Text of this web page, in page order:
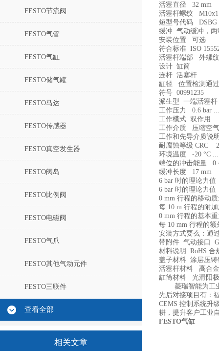
FESTO节流阀
FESTO气管
FESTO气缸
FESTO储气罐
FESTO马达
FESTO传感器
FESTO真空发生器
FESTO阀岛
FESTO比例阀
FESTO电磁阀
FESTO气爪
FESTO其他气动元件
FESTO三联件
查看全部
相关文章
活塞直径 32 mm
活塞杆螺纹
短型号代码 DSBG
缓冲 气动缓冲，两
安装位置 可选
符合标准 ISO
活塞杆端部 外螺纹
设计 缸筒
连杆 活塞杆
缸径 位置检测通
符号 00991235
派生型 一端活塞杆
工作压力 0.6 bar
工作模式 双作用
工作介质 压缩空气
工作和先导介质说
耐腐蚀等级 CRC
环境温度 -20 °C ...
端位的冲击能量
缓冲长度 17 mm
6 bar 时的理论力
6 bar 时的理论力
0 mm 行程的移动
每 10 m 行程的附
0 mm 行程的基本
每 10 mm 行程的
安装方式要么：通
带附件 气动接口
材料说明 RoHS 合
盖子材料 涂层压铸
活塞杆材料 高合
缸筒材料 光滑阳
菱瑞智能为工业
先后对接项目有：
CEMS 控制系统升
耕，提升客户工业
FESTO气缸